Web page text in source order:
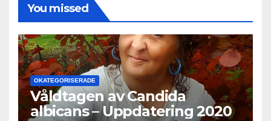
You missed
OKATEGORISERADE
Våldtagen av Candida
albicans – Uppdatering 2020